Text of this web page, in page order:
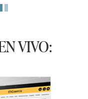
VIVO: